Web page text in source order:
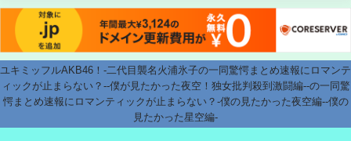
ユキミッフルAKB46！-二代目襲名火浦氷子の一同驚愕まとめ速報にロマンテ
ィックが止まらない？--僕が見たかった夜空！独女批判殺到激闘編--の一同驚
愕まとめ速報にロマンティックが止まらない？-僕の見たかった夜空編--僕の
見たかった星空編-